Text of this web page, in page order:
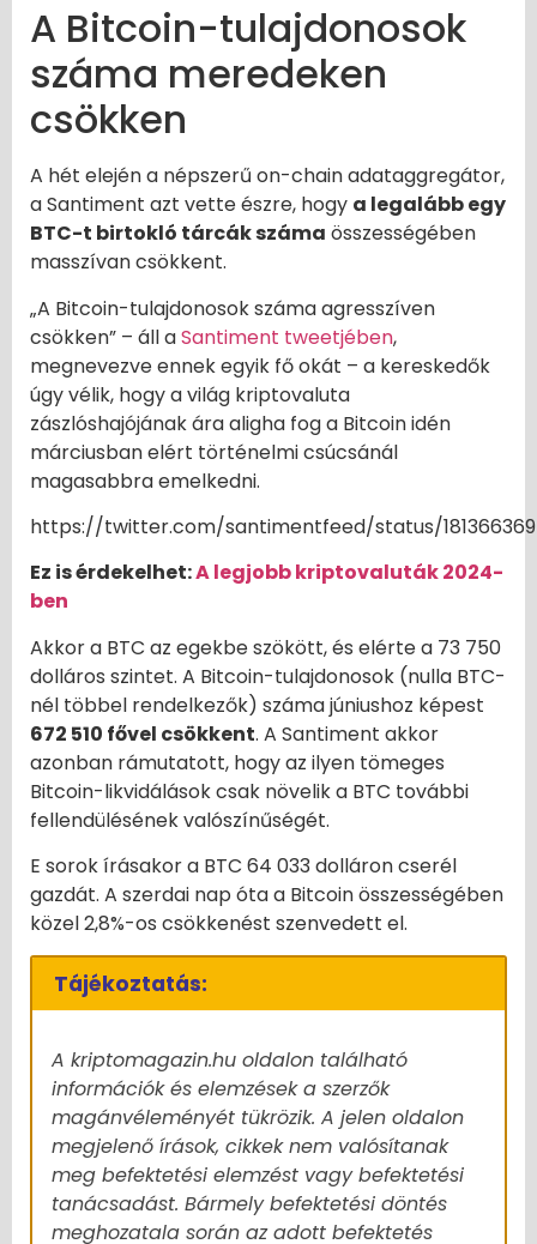
A Bitcoin-tulajdonosok
száma meredeken
csökken
A hét elején a népszerű on-chain adataggregátor,
a Santiment azt vette észre, hogy a legalább egy
BTC-t birtokló tárcák száma összességében
masszívan csökkent.
„A Bitcoin-tulajdonosok száma agresszíven
csökken” – áll aSantiment tweetjében,
megnevezve ennek egyik fő okát – a kereskedők
úgy vélik, hogy a világ kriptovaluta
zászlóshajójának ára aligha fog a Bitcoin idén
márciusban elért történelmi csúcsánál
magasabbra emelkedni.
https://twitter.com/santimentfeed/status/
Ez is érdekelhet:A legjobb kriptovaluták 2024-
ben
Akkor a BTC az egekbe szökött, és elérte a 73 750
dolláros szintet. A Bitcoin-tulajdonosok (nulla BTC-
nél többel rendelkezők) száma júniushoz képest
672 510 fővel csökkent. A Santiment akkor
azonban rámutatott, hogy az ilyen tömeges
Bitcoin-likvidálások csak növelik a BTC további
fellendülésének valószínűségét.
E sorok írásakor a BTC 64 033 dolláron cserél
gazdát. A szerdai nap óta a Bitcoin összességében
közel 2,8%-os csökkenést szenvedett el.
Tájékoztatás:
A kriptomagazin.hu oldalon található
információk és elemzések a szerzők
magánvéleményét tükrözik. A jelen oldalon
megjelenő írások, cikkek nem valósítanak
meg befektetési elemzést vagy befektetési
tanácsadást. Bármely befektetési döntés
meghozatala során az adott befektetés